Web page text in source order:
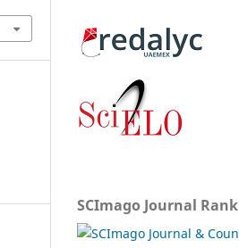
SCImago Journal Rank